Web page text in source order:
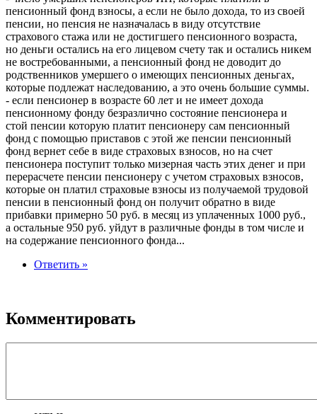
пенсионный фонд взносы, а если не было дохода, то из своей
пенсии, но пенсия не назначалась в виду отсутствие
страхового стажа или не достигшего пенсионного возраста,
но деньги остались на его лицевом счету так и остались никем
не востребованными, а пенсионный фонд не доводит до
родственников умершего о имеющих пенсионных деньгах,
которые подлежат наследованию, а это очень большие суммы.
- если пенсионер в возрасте 60 лет и не имеет дохода
пенсионному фонду безразлично состояние пенсионера и
стой пенсии которую платит пенсионеру сам пенсионный
фонд с помощью приставов с этой же пенсии пенсионный
фонд вернет себе в виде страховых взносов, но на счет
пенсионера поступит только мизерная часть этих денег и при
перерасчете пенсии пенсионеру с учетом страховых взносов,
которые он платил страховые взносы из получаемой трудовой
пенсии в пенсионный фонд он получит обратно в виде
прибавки примерно 50 руб. в месяц из уплаченных 1000 руб.,
а остальные 950 руб. уйдут в различные фонды в том числе и
на содержание пенсионного фонда...
Ответить »
Комментировать